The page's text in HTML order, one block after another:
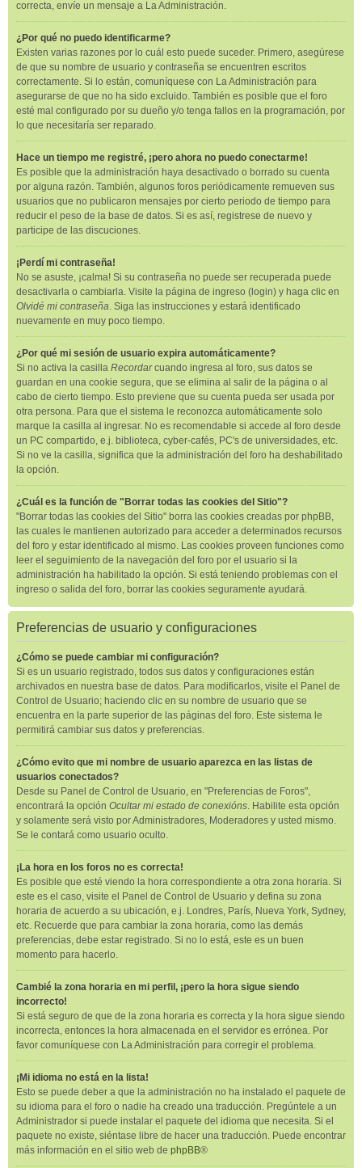
correcta, envíe un mensaje a La Administración.
¿Por qué no puedo identificarme?
Existen varias razones por lo cuál esto puede suceder. Primero, asegúrese
de que su nombre de usuario y contraseña se encuentren escritos
correctamente. Si lo están, comuníquese con La Administración para
asegurarse de que no ha sido excluido. También es posible que el foro
esté mal configurado por su dueño y/o tenga fallos en la programación, por
lo que necesitaría ser reparado.
Hace un tiempo me registré, ¡pero ahora no puedo conectarme!
Es posible que la administración haya desactivado o borrado su cuenta
por alguna razón. También, algunos foros periódicamente remueven sus
usuarios que no publicaron mensajes por cierto periodo de tiempo para
reducir el peso de la base de datos. Si es así, registrese de nuevo y
participe de las discuciones.
¡Perdí mi contraseña!
No se asuste, ¡calma! Si su contraseña no puede ser recuperada puede
desactivarla o cambiarla. Visite la página de ingreso (login) y haga clic en
Olvidé mi contraseña. Siga las instrucciones y estará identificado
nuevamente en muy poco tiempo.
¿Por qué mi sesión de usuario expira automáticamente?
Si no activa la casilla Recordarcuando ingresa al foro, sus datos se
guardan en una cookie segura, que se elimina al salir de la página o al
cabo de cierto tiempo. Esto previene que su cuenta pueda ser usada por
otra persona. Para que el sistema le reconozca automáticamente solo
marque la casilla al ingresar. No es recomendable si accede al foro desde
un PC compartido, e.j. biblioteca, cyber-cafés, PC's de universidades, etc.
Si no ve la casilla, significa que la administración del foro ha deshabilitado
la opción.
¿Cuál es la función de "Borrar todas las cookies del Sitio"?
"Borrar todas las cookies del Sitio" borra las cookies creadas por phpBB,
las cuales le mantienen autorizado para acceder a determinados recursos
del foro y estar identificado al mismo. Las cookies proveen funciones como
leer el seguimiento de la navegación del foro por el usuario si la
administración ha habilitado la opción. Si está teniendo problemas con el
ingreso o salida del foro, borrar las cookies seguramente ayudará.
Preferencias de usuario y configuraciones
¿Cómo se puede cambiar mi configuración?
Si es un usuario registrado, todos sus datos y configuraciones están
archivados en nuestra base de datos. Para modificarlos, visite el Panel de
Control de Usuario; haciendo clic en su nombre de usuario que se
encuentra en la parte superior de las páginas del foro. Este sistema le
permitirá cambiar sus datos y preferencias.
¿Cómo evito que mi nombre de usuario aparezca en las listas de
usuarios conectados?
Desde su Panel de Control de Usuario, en "Preferencias de Foros",
encontrará la opción Ocultar mi estado de conexións. Habilite esta opción
y solamente será visto por Administradores, Moderadores y usted mismo.
Se le contará como usuario oculto.
¡La hora en los foros no es correcta!
Es posible que esté viendo la hora correspondiente a otra zona horaria. Si
este es el caso, visite el Panel de Control de Usuario y defina su zona
horaria de acuerdo a su ubicación, e.j. Londres, París, Nueva York, Sydney,
etc. Recuerde que para cambiar la zona horaria, como las demás
preferencias, debe estar registrado. Si no lo está, este es un buen
momento para hacerlo.
Cambié la zona horaria en mi perfil, ¡pero la hora sigue siendo
incorrecto!
Si está seguro de que de la zona horaria es correcta y la hora sigue siendo
incorrecta, entonces la hora almacenada en el servidor es errónea. Por
favor comuníquese con La Administración para corregir el problema.
¡Mi idioma no está en la lista!
Esto se puede deber a que la administración no ha instalado el paquete de
su idioma para el foro o nadie ha creado una traducción. Pregúntele a un
Administrador si puede instalar el paquete del idioma que necesita. Si el
paquete no existe, siéntase libre de hacer una traducción. Puede encontrar
más información en el sitio web de phpBB®